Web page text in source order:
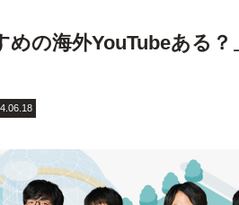
の海外YouTubeある？